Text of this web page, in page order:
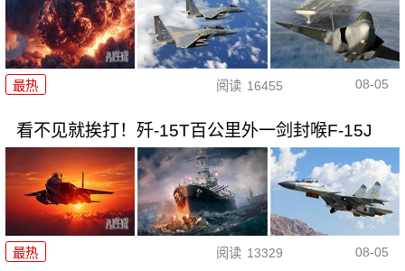
最热 阅读 16455 08-05
看不见就挨打！歼-15T百公里外一剑封喉F-15J
最热 阅读 13329 08-05